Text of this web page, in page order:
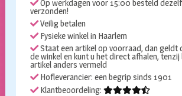
Op werkdagen voor 15:00 besteld
verzonden!
Veilig betalen
Fysieke winkel in Haarlem
Staat een artikel op voorraad, dan geldt
de winkel en kunt u het direct afhalen, tenzij
artikel anders vermeld
Hofleverancier: een begrip sinds 1901
Klantbeoordeling: